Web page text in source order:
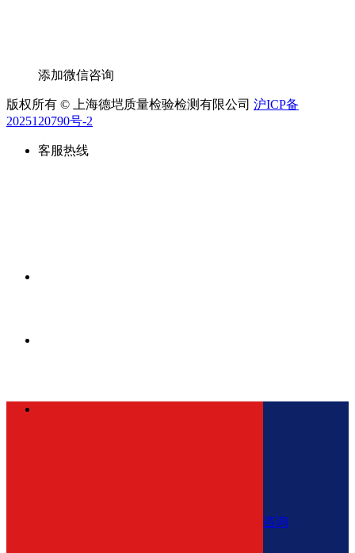
添加微信咨询
版权所有 © 上海德垲质量检验检测有限公司 沪ICP备
2025120790号-2
客服热线
咨询